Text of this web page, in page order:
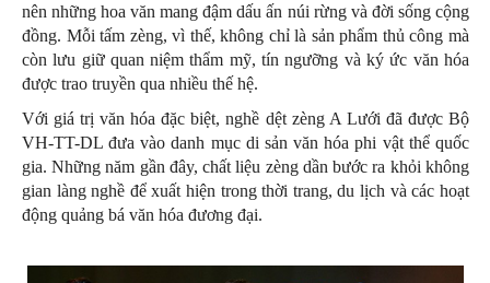
nên những hoa văn mang đậm dấu ấn núi rừng và đời sống cộng
đồng. Mỗi tấm zèng, vì thế, không chỉ là sản phẩm thủ công mà
còn lưu giữ quan niệm thẩm mỹ, tín ngưỡng và ký ức văn hóa
được trao truyền qua nhiều thế hệ.
Với giá trị văn hóa đặc biệt, nghề dệt zèng A Lưới đã được Bộ
VH-TT-DL đưa vào danh mục di sản văn hóa phi vật thể quốc
gia. Những năm gần đây, chất liệu zèng dần bước ra khỏi không
gian làng nghề để xuất hiện trong thời trang, du lịch và các hoạt
động quảng bá văn hóa đương đại.